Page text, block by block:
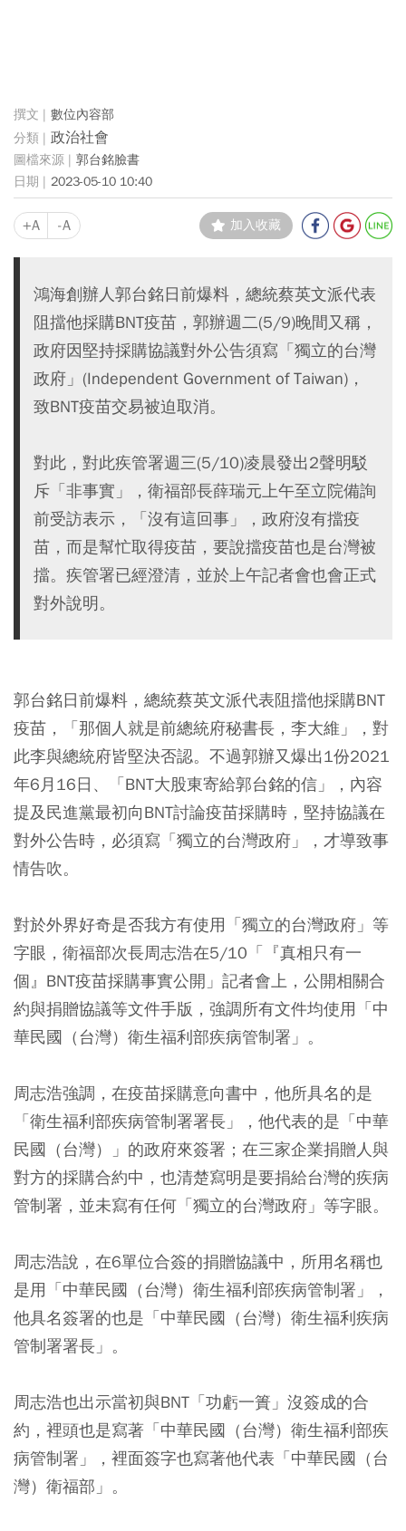
數位內容部
政治社會
郭台銘臉書
2023-05-10 10:40
+A -A 加入收藏
鴻海創辦人郭台銘日前爆料，總統蔡英文派代表
阻擋他採購BNT疫苗，郭辦週二(5/9)晚間又稱，
政府因堅持採購協議對外公告須寫「獨立的台灣
政府」(Independent Government of Taiwan)，
致BNT疫苗交易被迫取消。
對此，對此疾管署週三(5/10)凌晨發出2聲明駁
斥「非事實」，衛福部長薛瑞元上午至立院備詢
前受訪表示，「沒有這回事」，政府沒有擋疫
苗，而是幫忙取得疫苗，要說擋疫苗也是台灣被
擋。疾管署已經澄清，並於上午記者會也會正式
對外說明。
郭台銘日前爆料，總統蔡英文派代表阻擋他採購BNT
疫苗，「那個人就是前總統府秘書長，李大維」，對
此李與總統府皆堅決否認。不過郭辦又爆出1份2021
年6月16日、「BNT大股東寄給郭台銘的信」，內容
提及民進黨最初向BNT討論疫苗採購時，堅持協議在
對外公告時，必須寫「獨立的台灣政府」，才導致事
情告吹。
對於外界好奇是否我方有使用「獨立的台灣政府」等
字眼，衛福部次長周志浩在5/10「『真相只有一
個』BNT疫苗採購事實公開」記者會上，公開相關合
約與捐贈協議等文件手版，強調所有文件均使用「中
華民國（台灣）衛生福利部疾病管制署」。
周志浩強調，在疫苗採購意向書中，他所具名的是
「衛生福利部疾病管制署署長」，他代表的是「中華
民國（台灣）」的政府來簽署；在三家企業捐贈人與
對方的採購合約中，也清楚寫明是要捐給台灣的疾病
管制署，並未寫有任何「獨立的台灣政府」等字眼。
周志浩說，在6單位合簽的捐贈協議中，所用名稱也
是用「中華民國（台灣）衛生福利部疾病管制署」，
他具名簽署的也是「中華民國（台灣）衛生福利疾病
管制署署長」。
周志浩也出示當初與BNT「功虧一簣」沒簽成的合
約，裡頭也是寫著「中華民國（台灣）衛生福利部疾
病管制署」，裡面簽字也寫著他代表「中華民國（台
灣）衛福部」。